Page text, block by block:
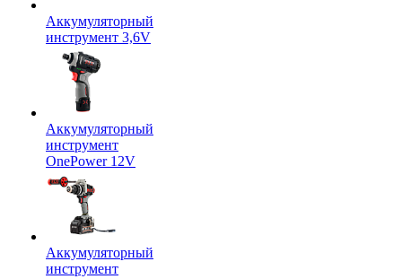
Аккумуляторный
инструмент 3,6V
Аккумуляторный
инструмент
OnePower 12V
Аккумуляторный
инструмент